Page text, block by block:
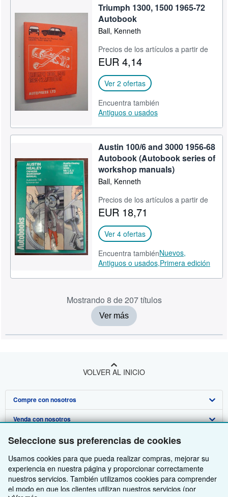
Seleccione sus preferencias de cookies
Usamos cookies para que pueda realizar compras, mejorar su
experiencia en nuestra página y proporcionar correctamente
nuestros servicios. También utilizamos cookies para comprender
el modo en que los clientes utilizan nuestros servicios (por
Triumph 1300, 1500 1965-72
Autobook
Ball, Kenneth
Precios de los artículos a partir de
EUR 4,14
Ver 2 ofertas
Encuentra también
Antiguos o usados
Austin 100/6 and 3000 1956-68
Autobook (Autobook series of
workshop manuals)
Ball, Kenneth
Precios de los artículos a partir de
EUR 18,71
Ver 4 ofertas
Encuentra tambiénNuevos,
Antiguos o usados,Primera edición
Mostrando 8 de 207 títulos
Ver más
VOLVER AL INICIO
Compre con nosotros
Búsqueda avanzada
Colecciones
Mi cuenta
Mis pedidos
Venda con nosotros
Comenzar a vender
Únase a nuestro programa de afiliados
Recomiende un vendedor
Sobre nosotros
Sobre IberLibro
Medios
Obtener Ayuda
Preguntas frecuentes y guías
Otras compañías de AbeBooks